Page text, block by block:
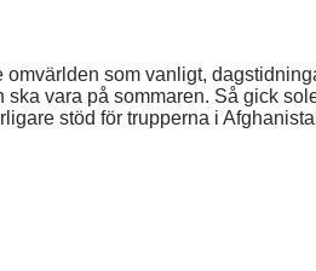
som vanligt,
vara på sommaren. Så gick
stöd för trupperna i